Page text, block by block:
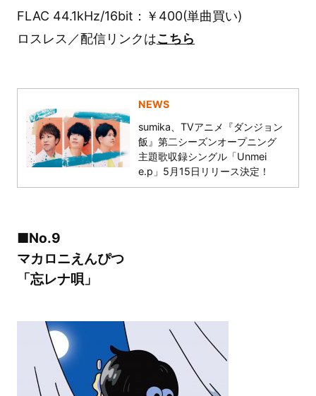
FLAC 44.1kHz/16bit：￥400(単曲買い)
ロスレス／配信リンクはこちら
NEWS
sumika、TVアニメ『ダンジョン
飯』第二シーズンオープニング
主題歌収録シングル「Unmei
e.p」5月15日リリース決定！
■No.9
マカロニえんぴつ
「忘レナ唄」